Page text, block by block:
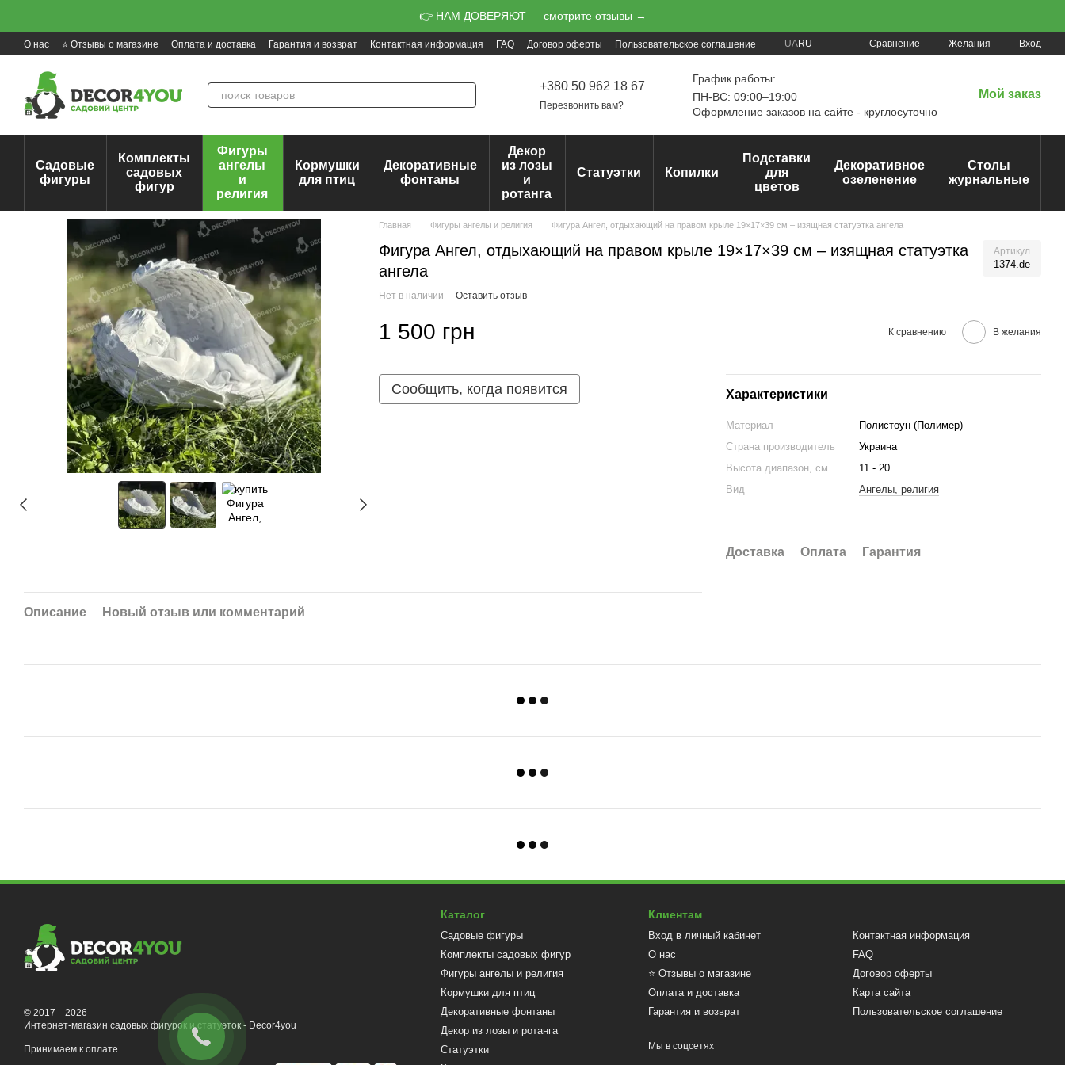
👉 НАМ ДОВЕРЯЮТ — смотрите отзывы →
О нас ⭐ Отзывы о магазине Оплата и доставка Гарантия и возврат Контактная информация FAQ Договор оферты Пользовательское соглашение UARU Сравнение Желания Вход
+380 50 962 18 67
Перезвонить вам?
График работы:
ПН-ВС: 09:00–19:00
Оформление заказов на сайте - круглосуточно
Мой заказ
Садовые
фигуры
Комплекты
садовых
фигур
Фигуры
ангелы
и
религия
Кормушки
для птиц
Декоративные
фонтаны
Декор
из лозы
и
ротанга
Статуэтки Копилки
Подставки
для
цветов
Декоративное
озеленение
Столы
журнальные
Главная Фигуры ангелы и религия Фигура Ангел, отдыхающий на правом крыле 19×17×39 см – изящная статуэтка ангела
Фигура Ангел, отдыхающий на правом крыле 19×17×39 см – изящная статуэтка
ангела
Артикул
1374.de
Нет в наличии Оставить отзыв
1 500 грн К сравнению В желания
Сообщить, когда появится Характеристики
Материал
Полистоун (Полимер)
Страна производитель
Украина
Высота диапазон, см
11 - 20
Вид
Ангелы, религия
Доставка Оплата Гарантия
Описание Новый отзыв или комментарий
© 2017—2026
Интернет-магазин садовых фигурок и статуэток - Decor4you
Принимаем к оплате
Каталог
Садовые фигуры
Комплекты садовых фигур
Фигуры ангелы и религия
Кормушки для птиц
Декоративные фонтаны
Декор из лозы и ротанга
Статуэтки
Клиентам
Вход в личный кабинет
О нас
⭐ Отзывы о магазине
Оплата и доставка
Гарантия и возврат
Контактная информация
FAQ
Договор оферты
Карта сайта
Пользовательское соглашение
Мы в соцсетях